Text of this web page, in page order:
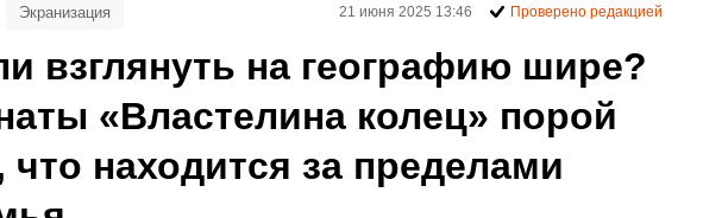
взглянуть на географию шире?
«Властелина колец» порой
что находится за пределами
Экранизация 21 июня 2025 13:46 Проверено редакцией